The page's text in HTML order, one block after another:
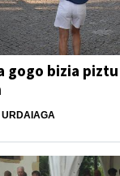
gogo bizia piztu
URDAIAGA